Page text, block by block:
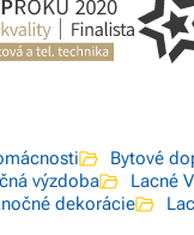
Bytové
výzdoba
Lacné
dekorácie